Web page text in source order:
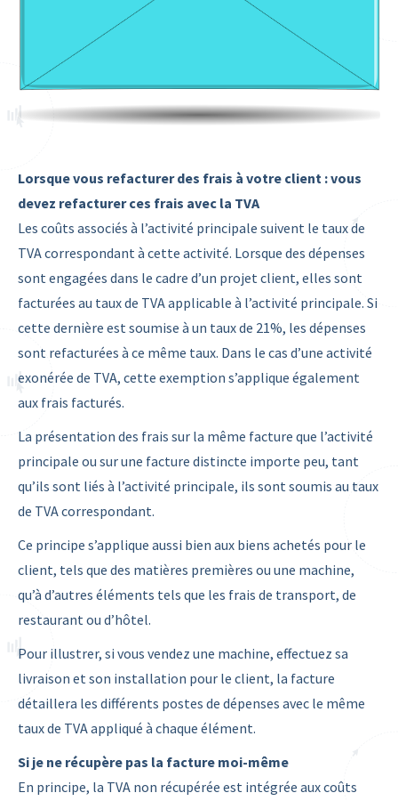
Lorsque vous refacturer des frais à votre client : vous
devez refacturer ces frais avec la TVA
Les coûts associés à l’activité principale suivent le taux de
TVA correspondant à cette activité. Lorsque des dépenses
sont engagées dans le cadre d’un projet client, elles sont
facturées au taux de TVA applicable à l’activité principale. Si
cette dernière est soumise à un taux de 21%, les dépenses
sont refacturées à ce même taux. Dans le cas d’une activité
exonérée de TVA, cette exemption s’applique également
aux frais facturés.
La présentation des frais sur la même facture que l’activité
principale ou sur une facture distincte importe peu, tant
qu’ils sont liés à l’activité principale, ils sont soumis au taux
de TVA correspondant.
Ce principe s’applique aussi bien aux biens achetés pour le
client, tels que des matières premières ou une machine,
qu’à d’autres éléments tels que les frais de transport, de
restaurant ou d’hôtel.
Pour illustrer, si vous vendez une machine, effectuez sa
livraison et son installation pour le client, la facture
détaillera les différents postes de dépenses avec le même
taux de TVA appliqué à chaque élément.
Si je ne récupère pas la facture moi-même
En principe, la TVA non récupérée est intégrée aux coûts